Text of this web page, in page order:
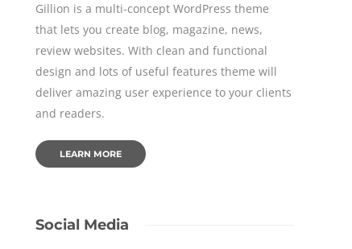
Gillion is a multi-concept WordPress theme
that lets you create blog, magazine, news,
review websites. With clean and functional
design and lots of useful features theme will
deliver amazing user experience to your clients
and readers.
LEARN MORE
Social Media